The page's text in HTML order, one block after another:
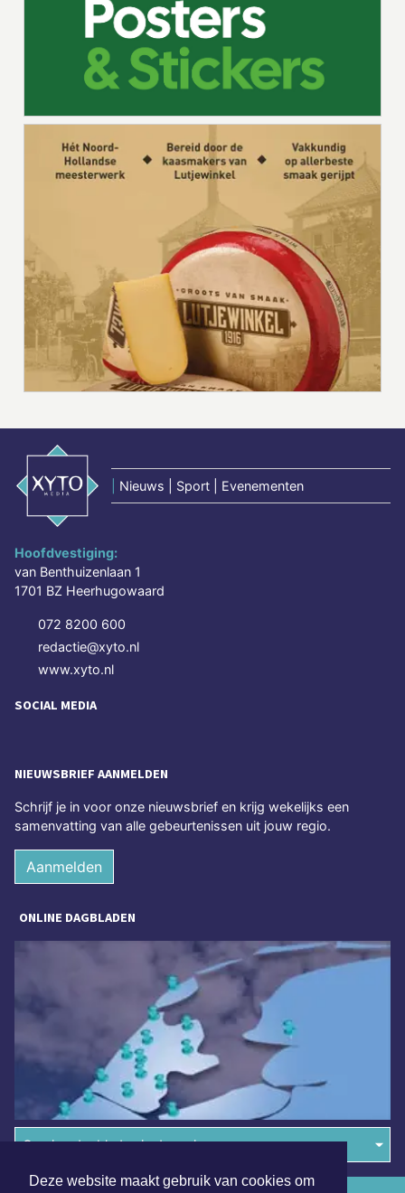
Deze website maakt gebruik van cookies om
Nieuws | Sport | Evenementen
Hoofdvestiging:
van Benthuizenlaan 1
1701 BZ Heerhugowaard
072 8200 600
redactie@xyto.nl
www.xyto.nl
SOCIAL MEDIA
NIEUWSBRIEF AANMELDEN
Schrijf je in voor onze nieuwsbrief en krijg wekelijks een
samenvatting van alle gebeurtenissen uit jouw regio.
Aanmelden
ONLINE DAGBLADEN
Overige dagbladen in de regio